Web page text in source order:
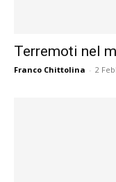
Terremoti nel
Franco Chittolina - 2